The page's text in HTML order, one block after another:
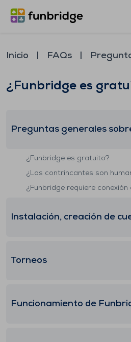
Inicio FAQs
¿Funbridge es
Preguntas generales
¿Funbridge es gratuito?
¿Los contrincantes son
¿Funbridge requiere conexión
Instalación, creación de
Torneos
Funcionamiento de